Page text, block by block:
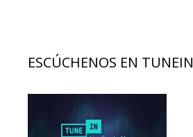
ESCÚCHENOS EN TUNEIN